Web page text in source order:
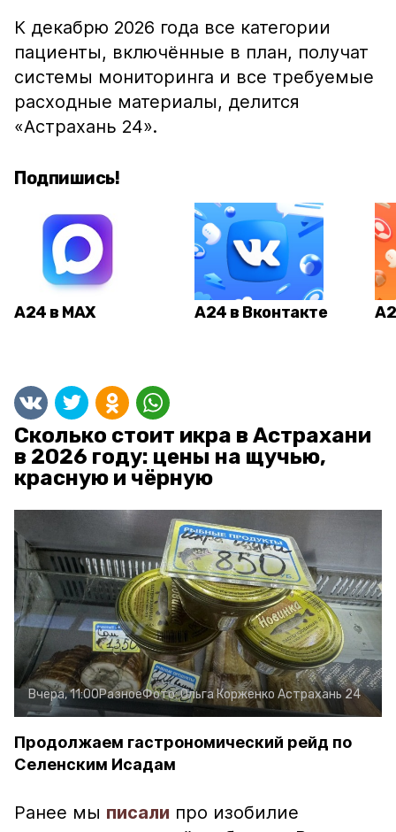
К декабрю 2026 года все категории
пациенты, включённые в план, получат
системы мониторинга и все требуемые
расходные материалы, делится
«Астрахань 24».
Подпишись!
А24 в MAX А24 в Вконтакте
Сколько стоит икра в Астрахани
в 2026 году: цены на щучью,
красную и чёрную
Вчера, 11:00РазноеФото:Ольга Корженко Астрахань 24
Продолжаем гастрономический рейд по
Селенским Исадам
Ранее мы писали про изобилие